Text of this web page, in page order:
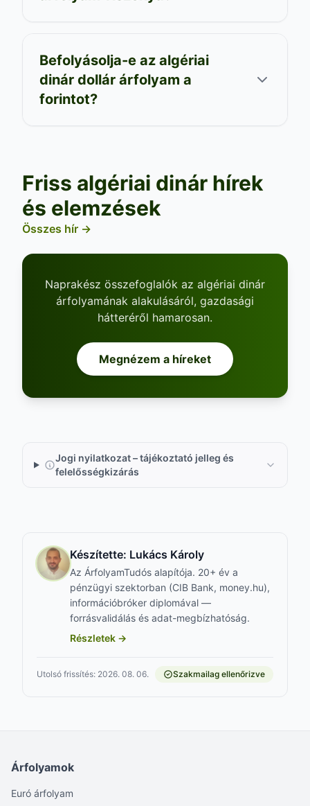
Befolyásolja-e az algériai
dinár dollár árfolyam a
forintot?
Friss algériai dinár hírek
és elemzések
Összes hír →
Naprakész összefoglalók az algériai dinár
árfolyamának alakulásáról, gazdasági
hátteréről hamarosan.
Megnézem a híreket
Jogi nyilatkozat – tájékoztató jelleg és
felelősségkizárás
Készítette: Lukács Károly
Az ÁrfolyamTudós alapítója. 20+ év a
pénzügyi szektorban (CIB Bank, money.hu),
információbróker diplomával —
forrásvalidálás és adat-megbízhatóság.
Részletek →
Utolsó frissítés: 2026. 08. 06. Szakmailag ellenőrizve
Árfolyamok
Euró árfolyam